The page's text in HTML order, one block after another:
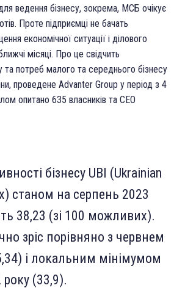
ведення бізнесу, зокрема, МСБ очікує
Проте підприємці не бачать
економічної ситуації і ділового
місяці. Про це свідчить
та потреб малого та середнього бізнесу
проведене Advanter Group у період з 4
опитано 635 власників та CEO
бізнесу UBI (Ukrainian
станом на серпень 2023
38,23 (зі 100 можливих).
зріс порівняно з червнем
і локальним мінімумом
року (33,9).